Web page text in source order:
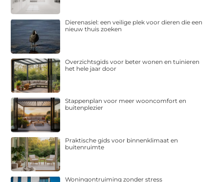
Dierenasiel: een veilige plek voor dieren die een
nieuw thuis zoeken
Overzichtsgids voor beter wonen en tuinieren
het hele jaar door
Stappenplan voor meer wooncomfort en
buitenplezier
Praktische gids voor binnenklimaat en
buitenruimte
Woningontruiming zonder stress